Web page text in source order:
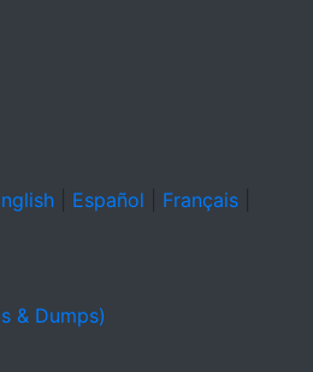
Español Français
& Dumps)